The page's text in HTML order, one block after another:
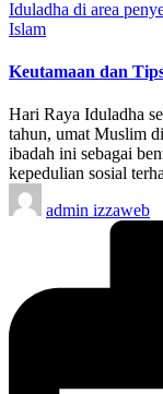
Posted
Islam
Keutamaan dan
Hari Raya Iduladha
tahun, umat Muslim
ibadah ini sebagai
kepedulian sosial
Posted
by
admin izzaweb